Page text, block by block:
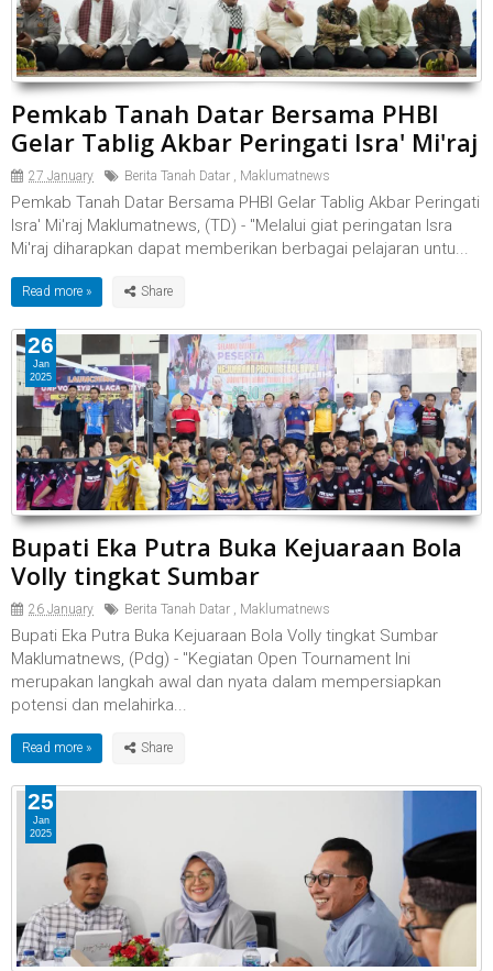
Pemkab Tanah Datar Bersama PHBI
Gelar Tablig Akbar Peringati Isra' Mi'raj
27 January Berita Tanah Datar , Maklumatnews
Pemkab Tanah Datar Bersama PHBI Gelar Tablig Akbar Peringati
Isra' Mi'raj Maklumatnews, (TD) - "Melalui giat peringatan Isra
Mi'raj diharapkan dapat memberikan berbagai pelajaran untu...
Read more »
Bupati Eka Putra Buka Kejuaraan Bola
Volly tingkat Sumbar
26 January Berita Tanah Datar , Maklumatnews
Bupati Eka Putra Buka Kejuaraan Bola Volly tingkat Sumbar
Maklumatnews, (Pdg) - "Kegiatan Open Tournament Ini
merupakan langkah awal dan nyata dalam mempersiapkan
potensi dan melahirka...
Read more »
26
Jan
2025
25
Jan
2025